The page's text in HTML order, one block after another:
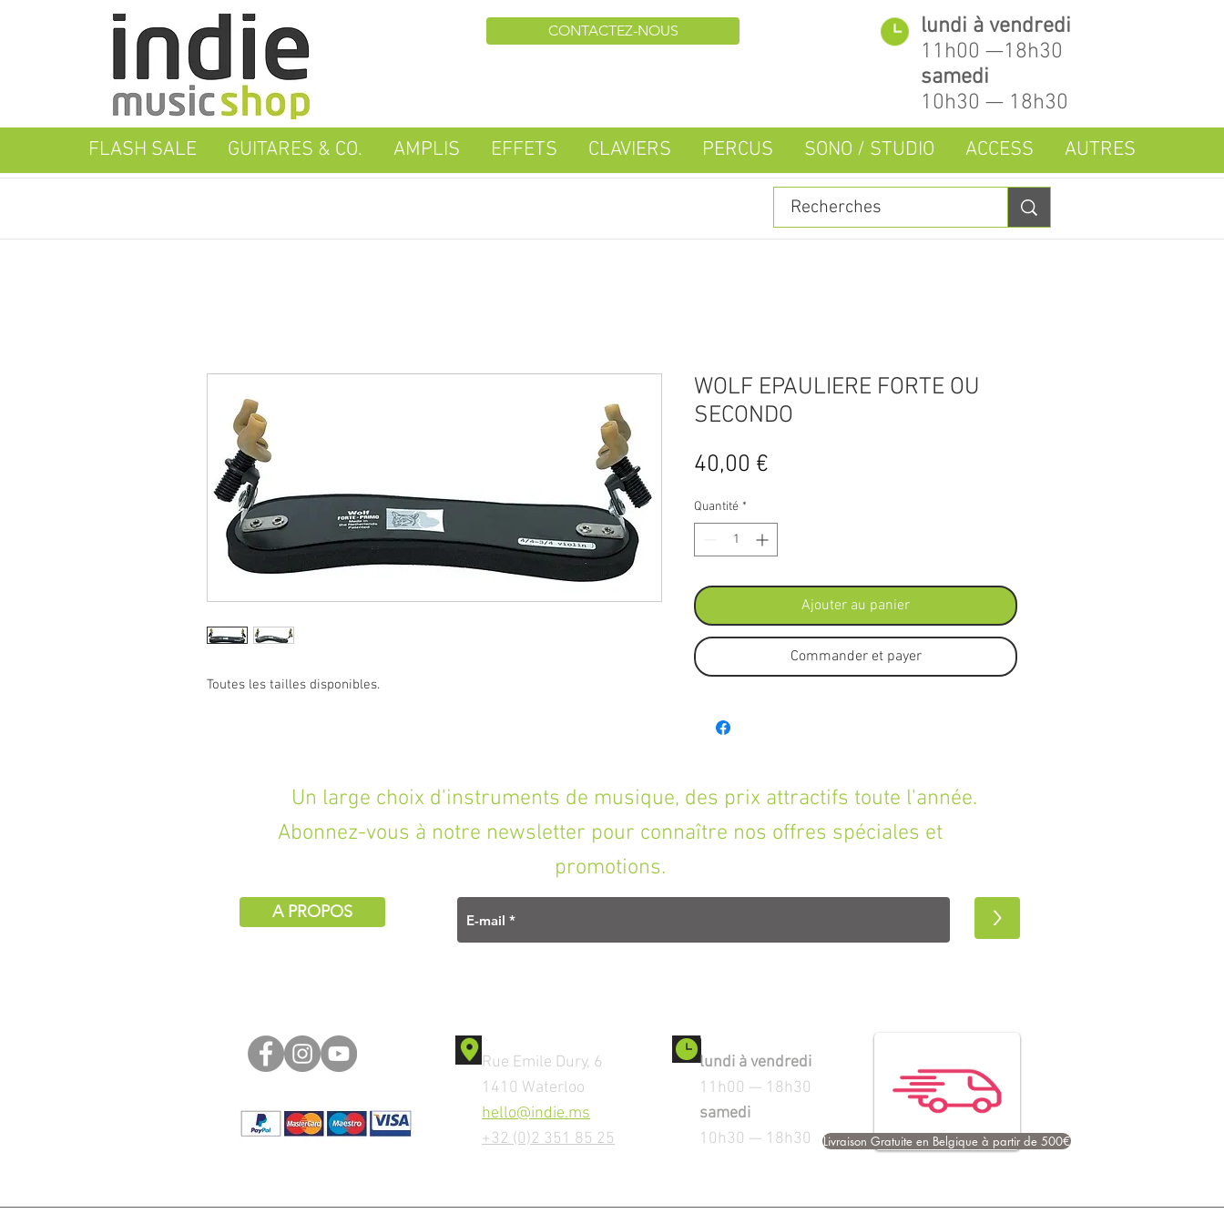
CONTACTEZ-NOUS
lundi à vendredi
11h00 —18h30
samedi
10h30 — 18h30
FLASH SALE GUITARES & CO. AMPLIS EFFETS CLAVIERS PERCUS SONO / STUDIO ACCESS AUTRES
Toutes les tailles disponibles.
WOLF EPAULIERE FORTE OU
SECONDO
40,00 €
Quantité *
Ajouter au panier
Commander et payer
Un large choix d'instruments de musique, des prix attractifs toute l'année.
Abonnez-vous à notre newsletter pour connaître nos offres spéciales et
promotions.
A PROPOS >
Rue Emile Dury, 6
1410 Waterloo
hello@indie.ms
+32 (0)2 351 85 25
Ouverture
lundi à vendredi
11h00 — 18h30
samedi
10h30 — 18h30
Livraison Gratuite en Belgique à partir de 500€